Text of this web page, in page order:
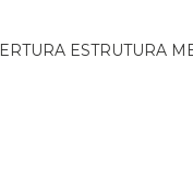
ESTRUTURA